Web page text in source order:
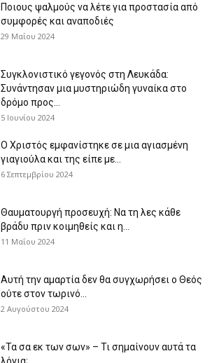
Ποιους ψαλμούς να λέτε για προστασία από
συμφορές και αναποδιές
29 Μαΐου 2024
Συγκλονιστικό γεγονός στη Λευκάδα:
Συνάντησαν μια μυστηριώδη γυναίκα στο
δρόμο προς...
5 Ιουνίου 2024
Ο Χριστός εμφανίστηκε σε μια αγιασμένη
γιαγιούλα και της είπε με...
6 Σεπτεμβρίου 2024
Θαυματουργή προσευχή: Να τη λες κάθε
βράδυ πριν κοιμηθείς και η...
11 Μαΐου 2024
Αυτή την αμαρτία δεν θα συγχωρήσει ο Θεός
ούτε στον τωρινό...
2 Αυγούστου 2024
«Τα σα εκ των σων» – Τι σημαίνουν αυτά τα
λόγια;